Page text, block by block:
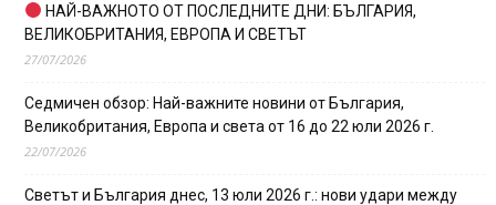
НАЙ-ВАЖНОТО ОТ ПОСЛЕДНИТЕ ДНИ: БЪЛГАРИЯ,
ВЕЛИКОБРИТАНИЯ, ЕВРОПА И СВЕТЪТ
27/07/2026
Седмичен обзор: Най-важните новини от България,
Великобритания, Европа и света от 16 до 22 юли 2026 г.
22/07/2026
Светът и България днес, 13 юли 2026 г.: нови удари между